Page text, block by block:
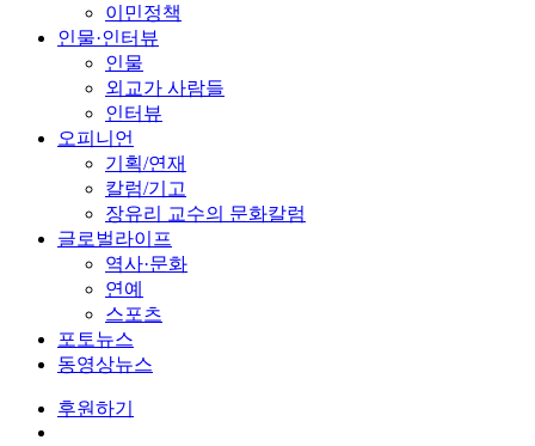
이민정책
인물·인터뷰
인물
외교가 사람들
인터뷰
오피니언
기획/연재
칼럼/기고
장유리 교수의 문화칼럼
글로벌라이프
역사·문화
연예
스포츠
포토뉴스
동영상뉴스
후원하기